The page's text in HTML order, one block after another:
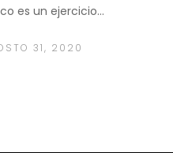
es un ejercicio…
31, 2020